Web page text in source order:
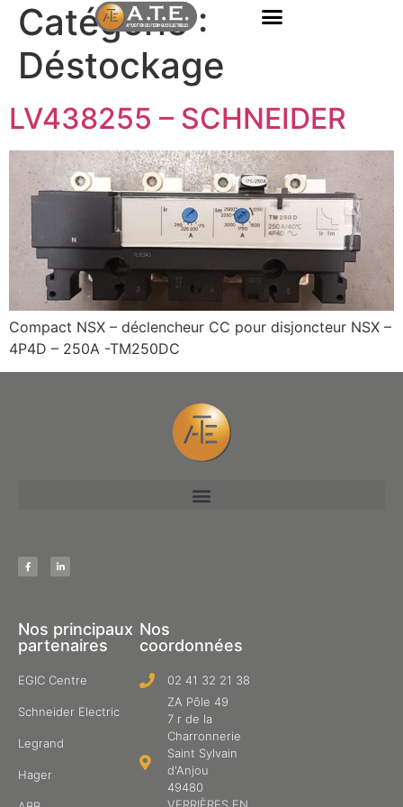
Catégorie :
Déstockage
LV438255 – SCHNEIDER
Compact NSX – déclencheur CC pour disjoncteur NSX –
4P4D – 250A -TM250DC
Nos principaux
partenaires
EGIC Centre
Schneider Electric
Legrand
Hager
Nos
coordonnées
02 41 32 21 38
ZA Pôle 49
7 r de la
Charronnerie
Saint Sylvain
d'Anjou
49480